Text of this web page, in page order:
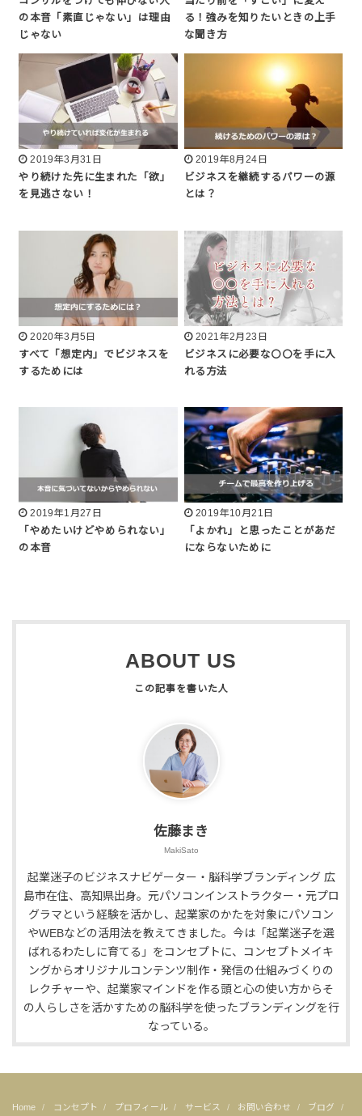
の本音「素直じゃない」は理由
じゃない
る！強みを知りたいときの上手
な聞き方
2019年3月31日
やり続けた先に生まれた「欲」
を見逃さない！
2019年8月24日
ビジネスを継続するパワーの源
とは？
2020年3月5日
すべて「想定内」でビジネスを
するためには
2021年2月23日
ビジネスに必要な〇〇を手に入
れる方法
2019年1月27日
「やめたいけどやめられない」
の本音
2019年10月21日
「よかれ」と思ったことがあだ
にならないために
ABOUT US
佐藤まき
MakiSato
起業迷子のビジネスナビゲーター・脳科学ブランディング 広
島市在住、高知県出身。元パソコンインストラクター・元プロ
グラマという経験を活かし、起業家のかたを対象にパソコン
やWEBなどの活用法を教えてきました。今は「起業迷子を選
ばれるわたしに育てる」をコンセプトに、コンセプトメイキ
ングからオリジナルコンテンツ制作・発信の仕組みづくりの
レクチャーや、起業家マインドを作る頭と心の使い方からそ
の人らしさを活かすための脳科学を使ったブランディングを行
なっている。
Home コンセプト プロフィール サービス お問い合わせ ブログ